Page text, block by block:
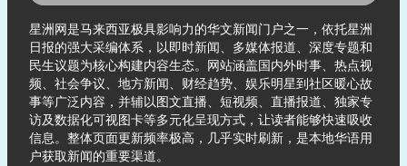
星洲网是马来西亚极具影响力的华文新闻门户之一，依托星洲
日报的强大采编体系，以即时新闻、多媒体报道、深度专题和
民生议题为核心构建内容生态。网站涵盖国内外时事、热点视
频、社会争议、地方新闻、财经趋势、娱乐明星到社区暖心故
事等广泛内容，并辅以图文直播、短视频、直播报道、独家专
访及数据化可视图卡等多元化呈现方式，让读者能够快速吸收
信息。整体页面更新频率极高，几乎实时刷新，是本地华语用
户获取新闻的重要渠道。